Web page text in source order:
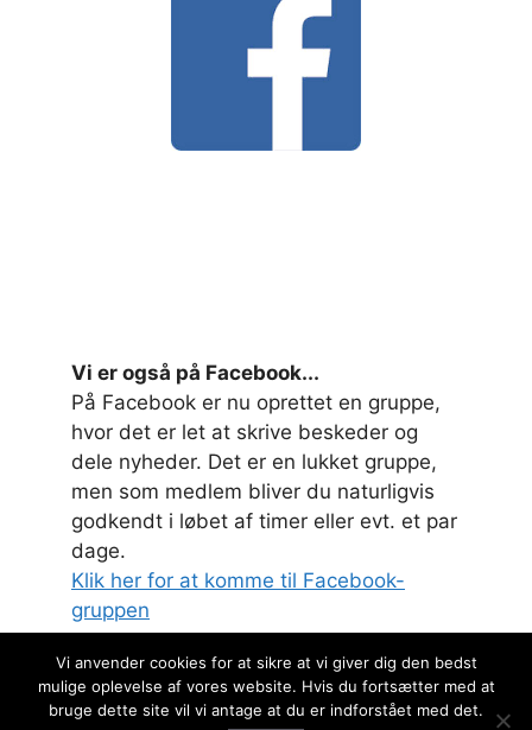
Vi er også på Facebook...
På Facebook er nu oprettet en gruppe,
hvor det er let at skrive beskeder og
dele nyheder. Det er en lukket gruppe,
men som medlem bliver du naturligvis
godkendt i løbet af timer eller evt. et par
dage.
Klik her for at komme til Facebook-
gruppen
Vi anvender cookies for at sikre at vi giver dig den bedst
mulige oplevelse af vores website. Hvis du fortsætter med at
bruge dette site vil vi antage at du er indforstået med det.